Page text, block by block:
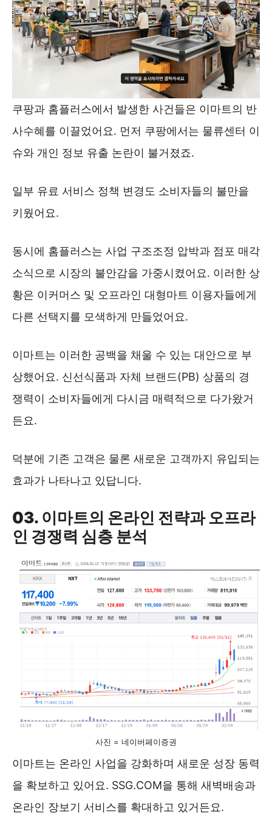
쿠팡과 홈플러스에서 발생한 사건들은 이마트의 반
사수혜를 이끌었어요. 먼저 쿠팡에서는 물류센터 이
슈와 개인 정보 유출 논란이 불거졌죠.
일부 유료 서비스 정책 변경도 소비자들의 불만을
키웠어요.
동시에 홈플러스는 사업 구조조정 압박과 점포 매각
소식으로 시장의 불안감을 가중시켰어요. 이러한 상
황은 이커머스 및 오프라인 대형마트 이용자들에게
다른 선택지를 모색하게 만들었어요.
이마트는 이러한 공백을 채울 수 있는 대안으로 부
상했어요. 신선식품과 자체 브랜드(PB) 상품의 경
쟁력이 소비자들에게 다시금 매력적으로 다가왔거
든요.
덕분에 기존 고객은 물론 새로운 고객까지 유입되는
효과가 나타나고 있답니다.
03. 이마트의 온라인 전략과 오프라
인 경쟁력 심층 분석
사진 = 네이버페이증권
이마트는 온라인 사업을 강화하며 새로운 성장 동력
을 확보하고 있어요. SSG.COM을 통해 새벽배송과
온라인 장보기 서비스를 확대하고 있거든요.